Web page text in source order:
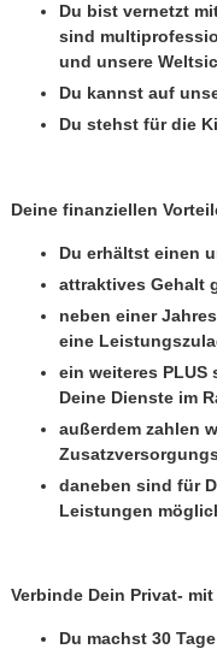
Du bist vernetzt
sind
und unsere
Du kannst auf
Du stehst für die
Deine finanziellen
Du erhältst einen
attraktives Gehalt
neben einer
eine
ein weiteres PLUS
Deine Dienste im
außerdem zahlen
daneben sind für
Leistungen
Verbinde Dein Privat-
Du machst 30